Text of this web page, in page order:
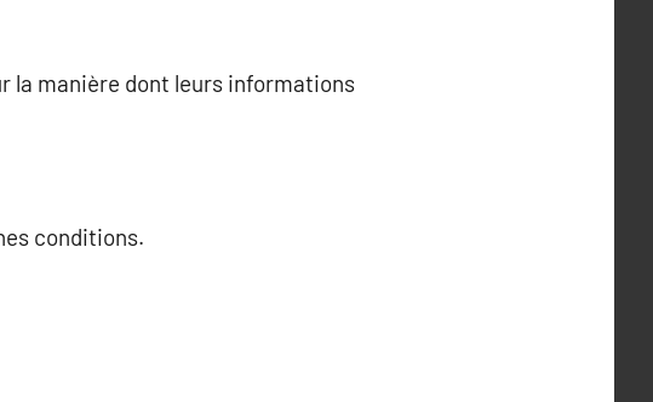
la manière dont leurs informations
conditions.